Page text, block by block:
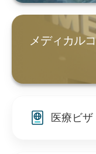
メディカル
医療ビザ